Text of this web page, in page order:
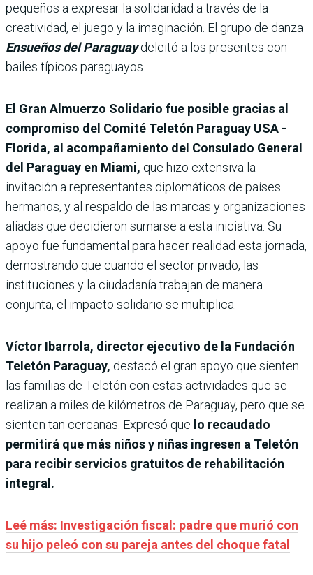
pequeños a expresar la solidaridad a través de la
creatividad, el juego y la imaginación. El grupo de danza
Ensueños del Paraguaydeleitó a los presentes con
bailes típicos paraguayos.
El Gran Almuerzo Solidario fue posible gracias al
compromiso del Comité Teletón Paraguay USA -
Florida, al acompañamiento del Consulado General
del Paraguay en Miami, que hizo extensiva la
invitación a representantes diplomáticos de países
hermanos, y al respaldo de las marcas y organizaciones
aliadas que decidieron sumarse a esta iniciativa. Su
apoyo fue fundamental para hacer realidad esta jornada,
demostrando que cuando el sector privado, las
instituciones y la ciudadanía trabajan de manera
conjunta, el impacto solidario se multiplica.
Víctor Ibarrola, director ejecutivo de la Fundación
Teletón Paraguay, destacó el gran apoyo que sienten
las familias de Teletón con estas actividades que se
realizan a miles de kilómetros de Paraguay, pero que se
sienten tan cercanas. Expresó que lo recaudado
permitirá que más niños y niñas ingresen a Teletón
para recibir servicios gratuitos de rehabilitación
integral.
Leé más: Investigación fiscal: padre que murió con
su hijo peleó con su pareja antes del choque fatal